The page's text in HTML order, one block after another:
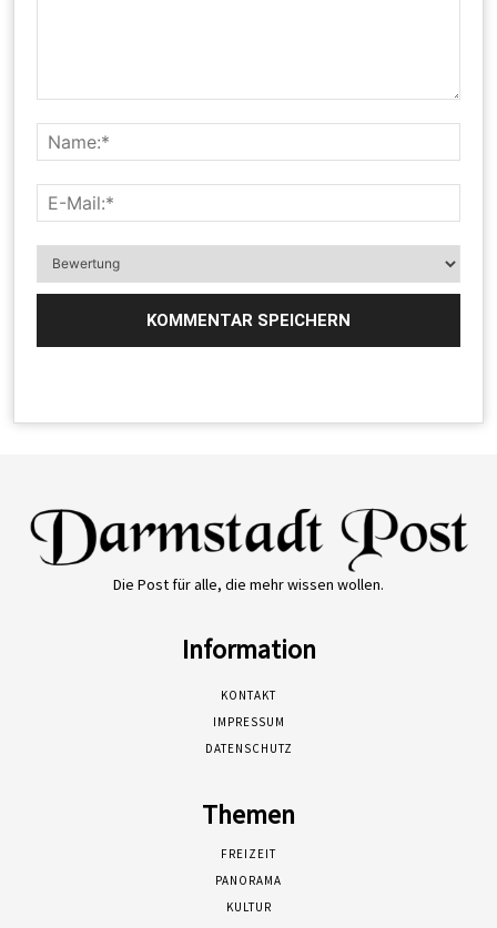
Die Post für alle, die mehr wissen wollen.
Information
KONTAKT
IMPRESSUM
DATENSCHUTZ
Themen
FREIZEIT
PANORAMA
KULTUR